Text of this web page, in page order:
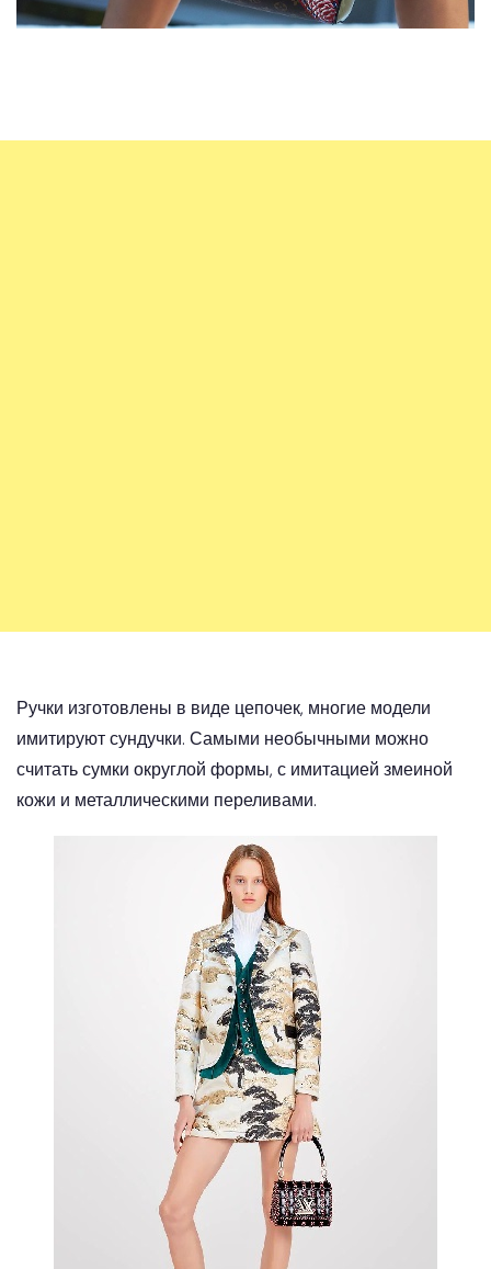
Ручки изготовлены в виде цепочек, многие модели
имитируют сундучки. Самыми необычными можно
считать сумки округлой формы, с имитацией змеиной
кожи и металлическими переливами.